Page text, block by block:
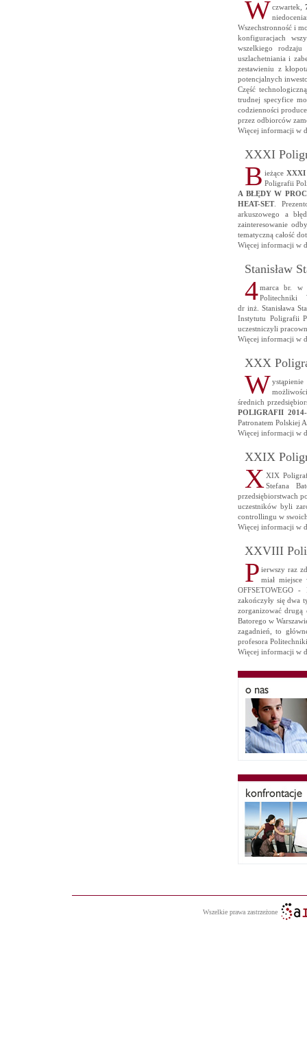
Wczwartek,
Wszechstronność i
konfiguracjach
wszelkiego
uszlachetniania i
zestawieniu z
potencjalnych
Część
trudnej specyfice
codzienności
przez odbiorców
Więcej informacji w
XXXI
B ieżące XXXI
Poligrafii
A BŁĘDY W
HEAT-SET.
arkuszowego a
zainteresowanie
tematyczną całość
Więcej informacji w
Stanisław
4marca br. w
Politechniki
dr inż. Stanisława
Instytutu Poligrafii
uczestniczyli
Więcej informacji w
XXX
W
średnich
POLIGRAFII 2014-
Patronatem Polskiej
Więcej informacji w
XXIX
XXIX
Stefana
przedsiębiorstwach
uczestników byli
controllingu w
Więcej informacji w
XXVIII
P ierwszy raz
miał
OFFSETOWEGO
zakończyły się dwa
zorganizować
Batorego w
zagadnień, to
profesora
Więcej informacji w
Wszelkie prawa zastrzeżone